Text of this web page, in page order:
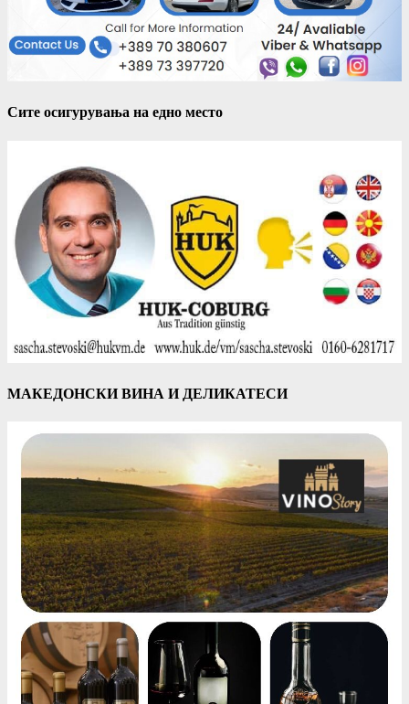
Сите осигурувања на едно место
МАКЕДОНСКИ ВИНА И ДЕЛИКАТЕСИ